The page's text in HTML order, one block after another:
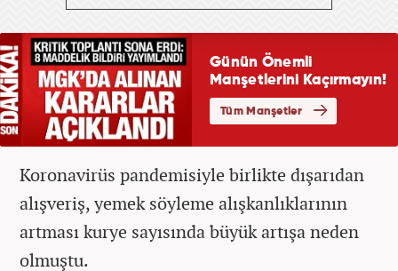
Koronavirüs pandemisiyle birlikte dışarıdan
alışveriş, yemek söyleme alışkanlıklarının
artması kurye sayısında büyük artışa neden
olmuştu.